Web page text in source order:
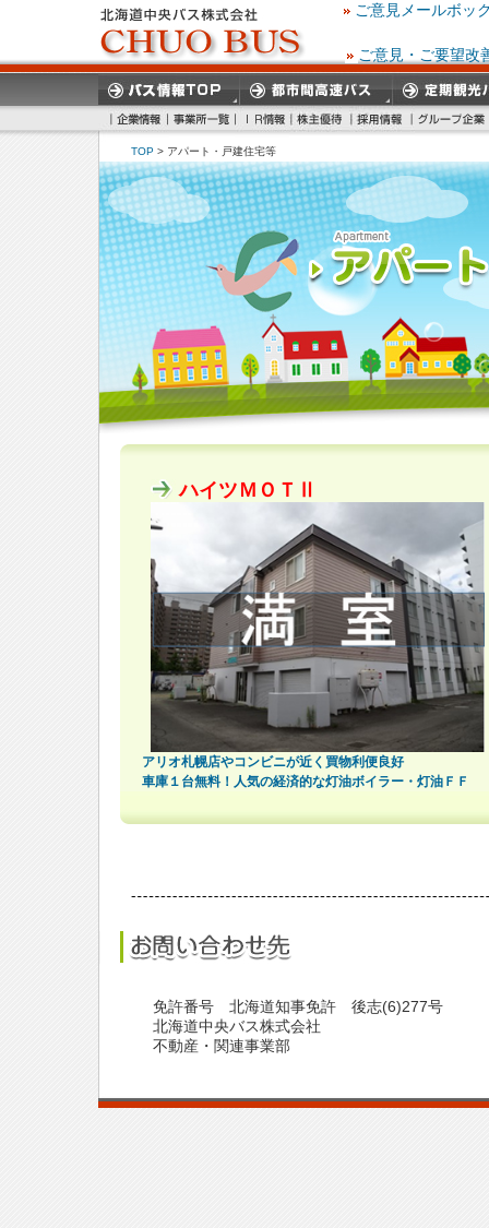
ご意見メールボッ
ご意見・ご要望改
TOP > アパート・戸建住宅等
ハイツＭＯＴⅡ
アリオ札幌店やコンビニが近く買物利便良好
車庫１台無料！人気の経済的な灯油ボイラー・灯油ＦＦ
免許番号 北海道知事免許 後志(6)277号
北海道中央バス株式会社
不動産・関連事業部